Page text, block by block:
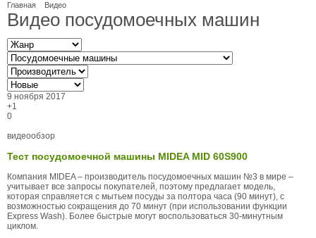
Главная Видео
Видео посудомоечных машин
9 ноября 2017
+1
0
видеообзор
Тест посудомоечной машины MIDEA MID 60S900
Компания MIDEA – производитель посудомоечных машин №3 в мире –
учитывает все запросы покупателей, поэтому предлагает модель,
которая справляется с мытьем посуды за полтора часа (90 минут), с
возможностью сокращения до 70 минут (при использовании функции
Express Wash). Более быстрые могут воспользоваться 30-минутным
циклом.